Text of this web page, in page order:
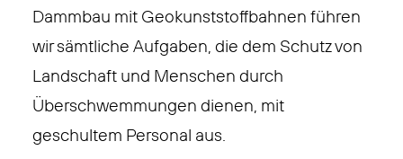
Dammbau mit Geokunststoffbahnen führen
wir sämtliche Aufgaben, die dem Schutz von
Landschaft und Menschen durch
Überschwemmungen dienen, mit
geschultem Personal aus.